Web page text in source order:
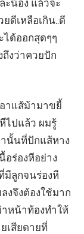
น้อง แล้วจะ
ดีเหลือเกิน..ดี
ได้ออกสุดๆๆ
งว่าควยปัก
าแส้ม้ามาขยี้
ไปแล้ว ผมรู้
นั้นที่ปักแส้หาง
อร่องหีอย่าง
มีลูกจนร่องหี
งจึงต้องใช้มาก
หน้าท้องทำให้
เสียดายที่